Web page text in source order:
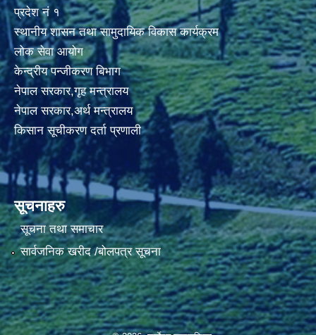
प्रदेश नं १
स्थानीय शासन तथा सामुदायिक विकास कार्यक्रम
लोक सेवा आयोग
केन्द्रीय पन्जीकरण बिभाग
नेपाल सरकार,गृह मन्त्रालय
नेपाल सरकार,अर्थ मन्त्रालय
किसान सूचीकरण दर्ता प्रणाली
सूचनाहरु
सूचना तथा समाचार
सार्वजनिक खरीद /बोलपत्र सूचना